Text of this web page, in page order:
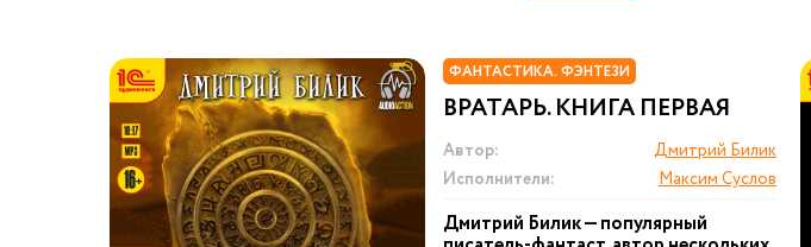
ФАНТАСТИКА. ФЭНТЕЗИ
ВРАТАРЬ. КНИГА ПЕРВАЯ
Автор:
Дмитрий Билик
Исполнители:
Максим Суслов
Дмитрий Билик — популярный